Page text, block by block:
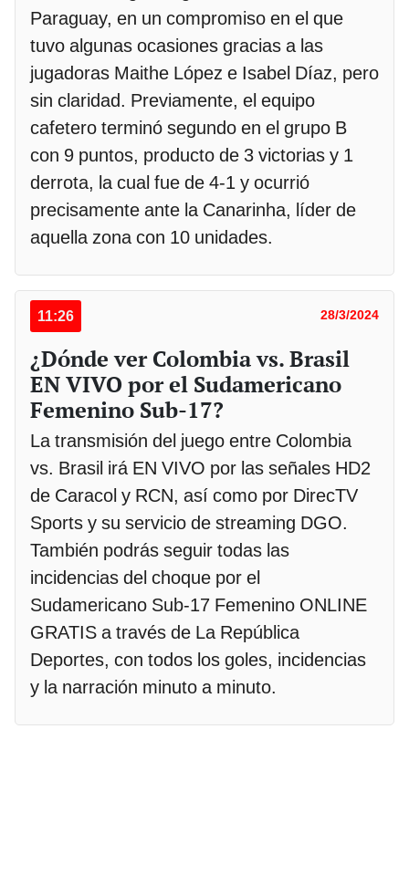
Paraguay, en un compromiso en el que
tuvo algunas ocasiones gracias a las
jugadoras Maithe López e Isabel Díaz, pero
sin claridad. Previamente, el equipo
cafetero terminó segundo en el grupo B
con 9 puntos, producto de 3 victorias y 1
derrota, la cual fue de 4-1 y ocurrió
precisamente ante la Canarinha, líder de
aquella zona con 10 unidades.
11:26 28/3/2024
¿Dónde ver Colombia vs. Brasil
EN VIVO por el Sudamericano
Femenino Sub-17?
La transmisión del juego entre Colombia
vs. Brasil irá EN VIVO por las señales HD2
de Caracol y RCN, así como por DirecTV
Sports y su servicio de streaming DGO.
También podrás seguir todas las
incidencias del choque por el
Sudamericano Sub-17 Femenino ONLINE
GRATIS a través de La República
Deportes, con todos los goles, incidencias
y la narración minuto a minuto.